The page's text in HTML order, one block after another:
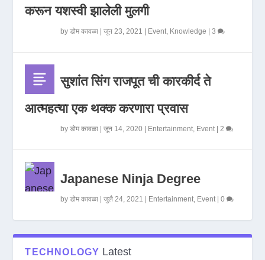
करून यशस्वी झालेली मुलगी
byडोम कावळा |जून 23, 2021 Event, Knowledge |3
सुशांत सिंग राजपूत ची कारकीर्द ते
आत्महत्या एक थक्क करणारा प्रवास
byडोम कावळा |जून 14, 2020 Entertainment, Event|2
Japanese Ninja Degree
byडोम कावळा |जुलै 24, 2021 Entertainment, Event|0
TECHNOLOGY Latest